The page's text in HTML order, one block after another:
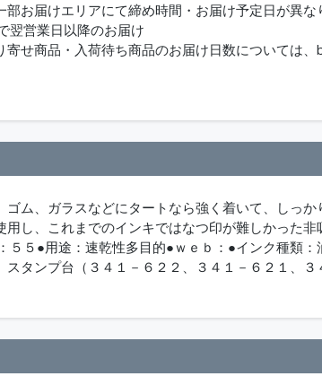
お届けエリアにて締め時間・お届け予定日が異な
営業日以降のお届け
せ商品・入荷待ち商品のお届け日数については、
ム、ガラスなどにタートなら強く着いて、しっ
し、これまでのインキではなつ印が難しかった
５５●用途：速乾性多目的●ｗｅｂ：●インク種類
タンプ台（３４１－６２２、３４１－６２１、